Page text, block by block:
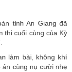
tỉnh An Giang đã
thi cuối cùng của Kỳ
làm bài, không khí
cùng nụ cười nhẹ